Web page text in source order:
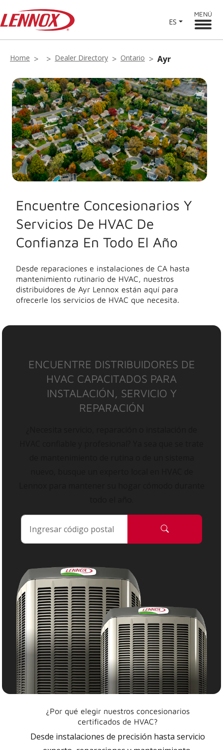
ES
MENÚ
Home Dealer Directory Ontario Ayr
Encuentre Concesionarios Y
Servicios De HVAC De
Confianza En Todo El Año
Desde reparaciones e instalaciones de CA hasta
mantenimiento rutinario de HVAC, nuestros
distribuidores de Ayr Lennox están aquí para
ofrecerle los servicios de HVAC que necesita.
ENCUENTRE DISTRIBUIDORES DE
HVAC CAPACITADOS PARA
INSTALACIÓN, SERVICIO Y
REPARACIÓN
¿Por qué elegir nuestros concesionarios
certificados de HVAC?
Desde instalaciones de precisión hasta servicio